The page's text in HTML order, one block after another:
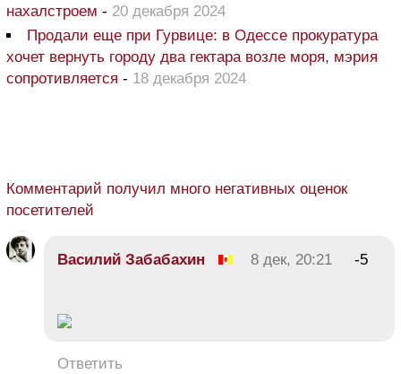
нахалстроем - 20 декабря 2024
Продали еще при Гурвице: в Одессе прокуратура
хочет вернуть городу два гектара возле моря, мэрия
сопротивляется - 18 декабря 2024
Комментарий получил много негативных оценок
посетителей
Василий Забабахин 8 дек, 20:21 -5
Ответить